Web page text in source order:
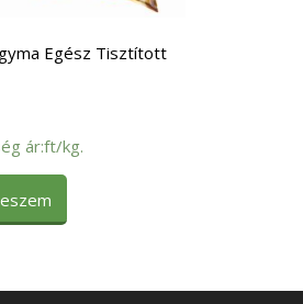
Egész Tisztított
ár:ft/kg.